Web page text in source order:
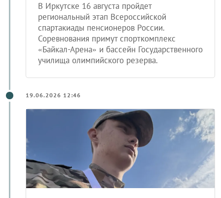
В Иркутске 16 августа пройдет
региональный этап Всероссийской
спартакиады пенсионеров России.
Соревнования примут спорткомплекс
«Байкал-Арена» и бассейн Государственного
училища олимпийского резерва.
19.06.2026 12:46